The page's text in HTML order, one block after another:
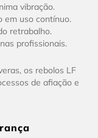
vibração.
em uso contínuo.
retrabalho.
profissionais.
os rebolos LF
de afiação e